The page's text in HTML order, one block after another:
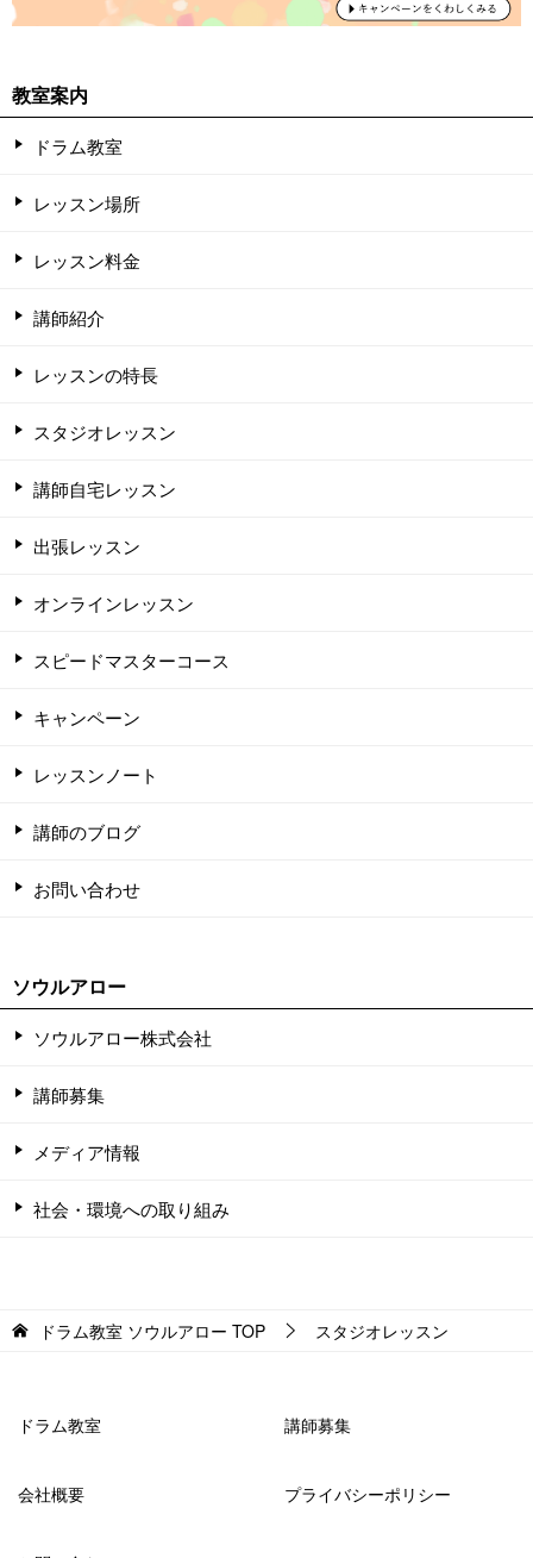
教室案内
ドラム教室
レッスン場所
レッスン料金
講師紹介
レッスンの特長
スタジオレッスン
講師自宅レッスン
出張レッスン
オンラインレッスン
スピードマスターコース
キャンペーン
レッスンノート
講師のブログ
お問い合わせ
ソウルアロー
ソウルアロー株式会社
講師募集
メディア情報
社会・環境への取り組み
ドラム教室 ソウルアロー TOP スタジオレッスン
ドラム教室 講師募集
会社概要 プライバシーポリシー